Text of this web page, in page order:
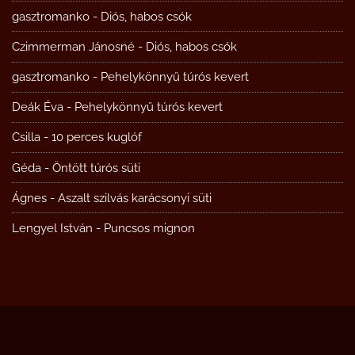
gasztromanko - Diós, habos csók
Czimmerman Jánosné - Diós, habos csók
gasztromanko - Pehelykönnyű túrós kevert
Deák Éva - Pehelykönnyű túrós kevert
Csilla - 10 perces kuglóf
Géda - Öntött túrós süti
Ágnes - Aszalt szilvás karácsonyi süti
Lengyel István - Puncsos mignon